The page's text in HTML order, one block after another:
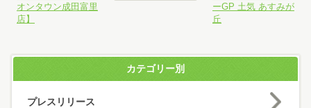
オンタウン成田富里
店】
ーGP 土気 あすみが
丘
カテゴリー別
プレスリリース